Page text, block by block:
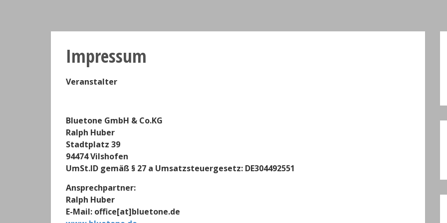
Impressum
Veranstalter
Bluetone GmbH & Co.KG
Ralph Huber
Stadtplatz 39
94474 Vilshofen
UmSt.ID gemäß § 27 a Umsatzsteuergesetz: DE304492551
Ansprechpartner:
Ralph Huber
E-Mail: office[at]bluetone.de